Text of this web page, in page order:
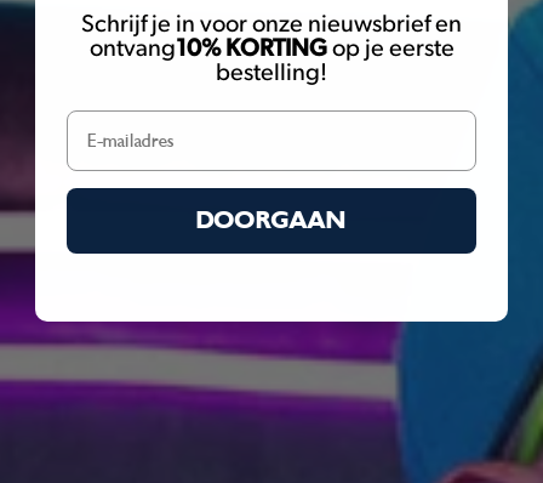
Schrijf je in voor onze nieuwsbrief en
ontvang10% KORTINGop je eerste
bestelling!
DOORGAAN